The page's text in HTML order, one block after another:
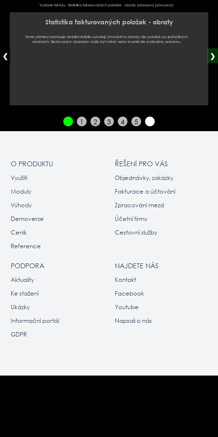
Vydané faktury - Statistika fakturovaných položek - obraty (obrazový průvodce)
Statistika fakturovaných položek - obraty
Tento přehled zobrazuje detailní statistiku prodejů (množství a obraty) dle položek po jednotlivých
obdobích. Sledovaným obdobím může být měsíc nebo kvartál dle zvoleného seznamu.
❮ ❯
1 2 3 4 5
O PRODUKTU
Využití
Moduly
Výhody
Demoverze
Ceník
Reference
ŘEŠENÍ PRO VÁS
Objednávky, zakázky
Fakturace a účtování
Zpracování mezd
Účetní firmy
Cestovní služby
PODPORA
Aktuality
Ke stažení
Ukázky
Informační portál
GDPR
NAJDETE NÁS
Kontakt
Facebook
Youtube
Napsali o nás